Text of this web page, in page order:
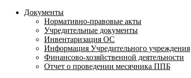
Документы
Нормативно-правовые акты
Учредительные документы
Инвентаризация ОС
Информация Учредительного учреждения
Финансово-хозяйственной деятельности
Отчет о проведении месячника ППБ